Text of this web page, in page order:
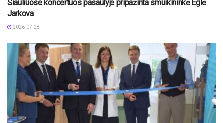
Šiauliuose koncertuos pasaulyje pripažinta smuikininkė Eglė
Jarkova
2026-07-28